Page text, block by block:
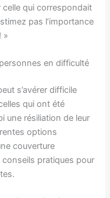
qui correspondait
pas l’importance
»
en difficulté
s’avérer difficile
qui ont été
une résiliation de leur
options
couverture
conseils pratiques pour